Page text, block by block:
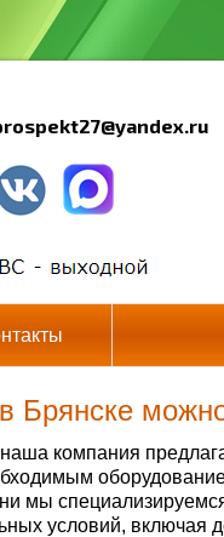
Брянске
компания
мы
условий, включая